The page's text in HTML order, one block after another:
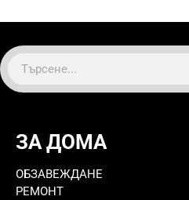
ЗА ДОМА
ОБЗАВЕЖДАНЕ
РЕМОНТ